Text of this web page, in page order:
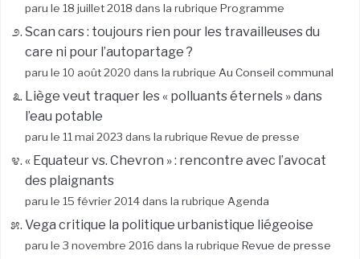
paru le 18 juillet 2018 dans la rubrique Programme
Scan cars : toujours rien pour les travailleuses du
care ni pour l’autopartage ?
paru le 10 août 2020 dans la rubrique Au Conseil communal
Liège veut traquer les « polluants éternels » dans
l’eau potable
paru le 11 mai 2023 dans la rubrique Revue de presse
« Equateur vs. Chevron » : rencontre avec l’avocat
des plaignants
paru le 15 février 2014 dans la rubrique Agenda
Vega critique la politique urbanistique liégeoise
paru le 3 novembre 2016 dans la rubrique Revue de presse